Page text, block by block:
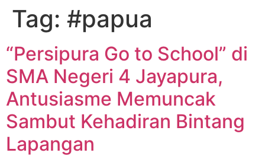
Tag: #papua
“Persipura Go to School” di
SMA Negeri 4 Jayapura,
Antusiasme Memuncak
Sambut Kehadiran Bintang
Lapangan